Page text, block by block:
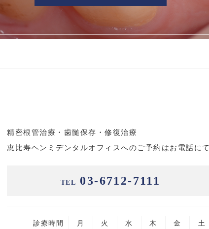
精密根管治療・歯髄保存・修復治療
恵比寿ヘンミデンタルオフィスへのご予約はお電話にて
TEL 03-6712-7111
診療時間 月 火 水 木 金 土